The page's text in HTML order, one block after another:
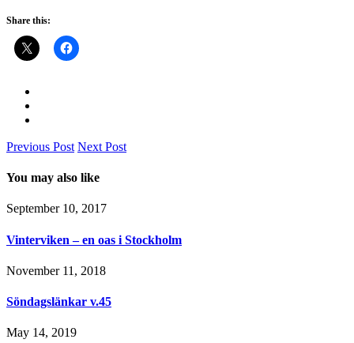
Share this:
Previous Post Next Post
You may also like
September 10, 2017
Vinterviken – en oas i Stockholm
November 11, 2018
Söndagslänkar v.45
May 14, 2019